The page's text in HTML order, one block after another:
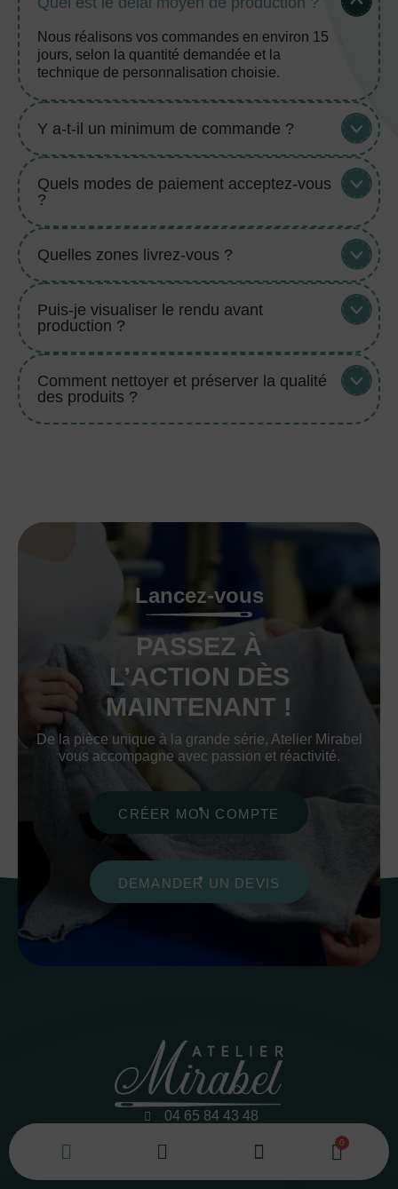
Nous réalisons vos commandes en environ 15
jours, selon la quantité demandée et la
technique de personnalisation choisie.
Y a-t-il un minimum de commande ?
Quels modes de paiement acceptez-vous
?
Quelles zones livrez-vous ?
Puis-je visualiser le rendu avant
production ?
Comment nettoyer et préserver la qualité
des produits ?
Lancez-vous
PASSEZ À
L’ACTION DÈS
MAINTENANT !
De la pièce unique à la grande série, Atelier Mirabel
vous accompagne avec passion et réactivité.
CRÉER MON COMPTE
DEMANDER UN DEVIS
04 65 84 43 48
contact@ateliermirabel.fr